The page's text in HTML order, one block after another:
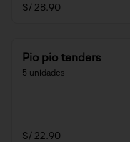
S/ 28.90
Pio pio tenders
5 unidades
S/ 22.90